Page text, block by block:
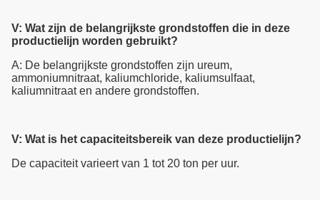
V: Wat zijn de belangrijkste grondstoffen die in deze
productielijn worden gebruikt?
A: De belangrijkste grondstoffen zijn ureum,
ammoniumnitraat, kaliumchloride, kaliumsulfaat,
kaliumnitraat en andere grondstoffen.
V: Wat is het capaciteitsbereik van deze productielijn?
De capaciteit varieert van 1 tot 20 ton per uur.